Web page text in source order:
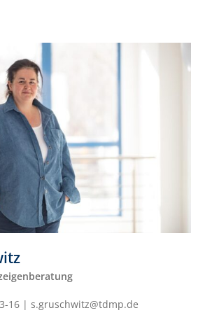
16 | s.gruschwitz@tdmp.de